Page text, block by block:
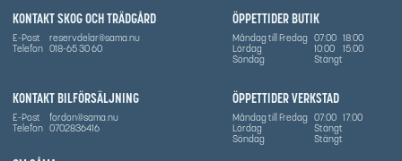
ÖPPETTIDER BUTIK
Måndag till Fredag 07:00 18:00
Lördag
10:00
15:00
Söndag
Stängt
ÖPPETTIDER VERKSTAD
Måndag till Fredag 07:00 17:00
Lördag
Stängt
Söndag
Stängt
KONTAKT SKOG OCH TRÄDGÅRD
E-Post
reservdelar@sama.nu
Telefon 018-65 30 60
KONTAKT BILFÖRSÄLJNING
E-Post
fordon@sama.nu
Telefon 0702836416